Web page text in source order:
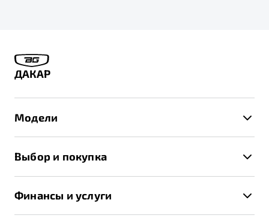
ДАКАР
Модели
X70
Выбор и покупка
Финансы и услуги